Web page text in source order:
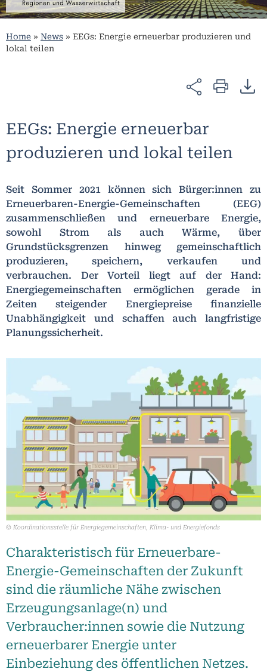
Home » News » EEGs: Energie erneuerbar produzieren und
lokal teilen
EEGs: Energie erneuerbar
produzieren und lokal teilen
Seit Sommer 2021 können sich Bürger:innen zu
Erneuerbaren-Energie-Gemeinschaften (EEG)
zusammenschließen und erneuerbare Energie,
sowohl Strom als auch Wärme, über
Grundstücksgrenzen hinweg gemeinschaftlich
produzieren, speichern, verkaufen und
verbrauchen. Der Vorteil liegt auf der Hand:
Energiegemeinschaften ermöglichen gerade in
Zeiten steigender Energiepreise finanzielle
Unabhängigkeit und schaffen auch langfristige
Planungssicherheit.
© Koordinationsstelle für Energiegemeinschaften, Klima- und Energiefonds
Charakteristisch für Erneuerbare-
Energie-Gemeinschaften der Zukunft
sind die räumliche Nähe zwischen
Erzeugungsanlage(n) und
Verbraucher:innen sowie die Nutzung
erneuerbarer Energie unter
Einbeziehung des öffentlichen Netzes.